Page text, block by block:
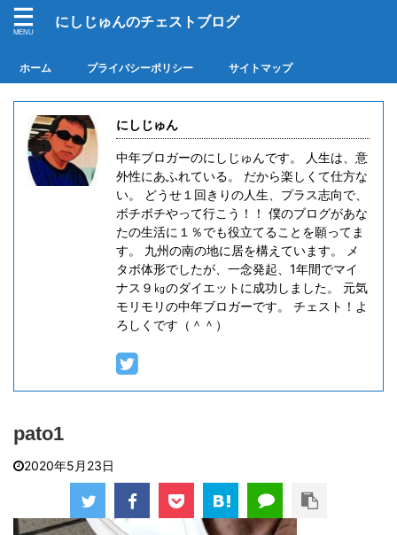
にしじゅんのチェストブログ
ホーム プライバシーポリシー サイトマップ
にしじゅん
中年ブロガーのにしじゅんです。 人生は、意
外性にあふれている。 だから楽しくて仕方な
い。 どうせ１回きりの人生、プラス志向で、
ボチボチやって行こう！！ 僕のブログがあな
たの生活に１％でも役立てることを願ってま
す。 九州の南の地に居を構えています。 メ
タボ体形でしたが、一念発起、1年間でマイ
ナス９㎏のダイエットに成功しました。 元気
モリモリの中年ブロガーです。 チェスト！よ
ろしくです（＾＾）
pato1
2020年5月23日